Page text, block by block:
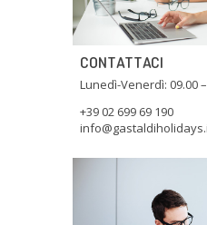
CONTATTACI
Lunedì-Venerdì: 09.00
+39 02 699 69 190